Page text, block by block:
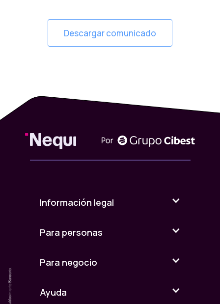
Descargar comunicado
Información legal
Para personas
Para negocio
Ayuda